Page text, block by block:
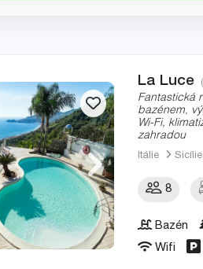
La Luce
Fantastická
bazénem,
Wi-Fi,
zahradou
Itálie Sicílie
8
Bazén
Wifi